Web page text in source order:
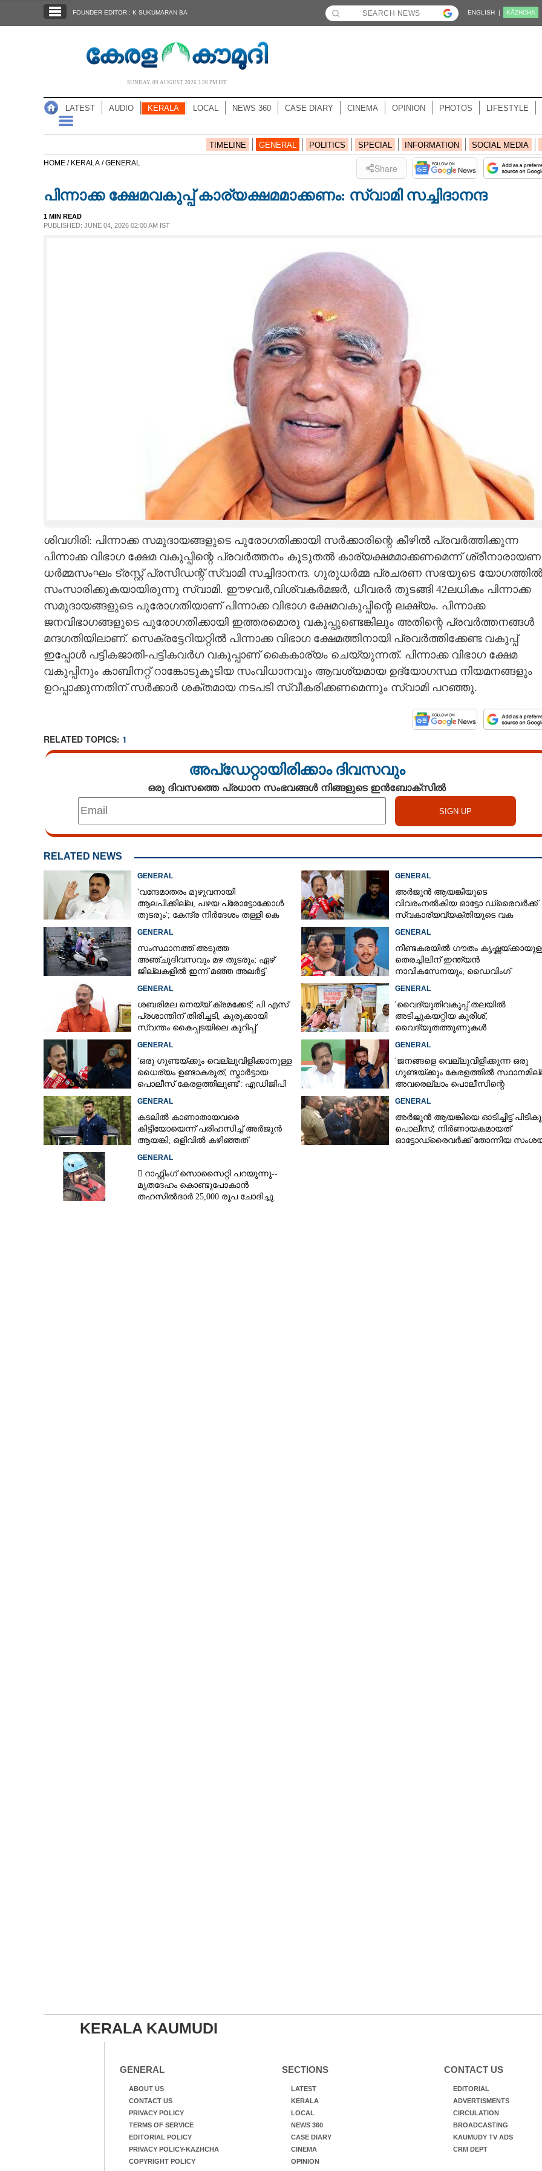
NOTIFIED NEWS
CARTOONS
CONTACT US
FOUNDER EDITOR : K SUKUMARAN BA ENGLISH | KĀZHCHA
SUNDAY, 09 AUGUST 2026 3.30 PM IST
LATEST AUDIO KERALA LOCAL NEWS 360 CASE DIARY CINEMA OPINION PHOTOS LIFESTYLE
TIMELINE GENERAL POLITICS SPECIAL INFORMATION SOCIAL MEDIA
HOME / KERALA /GENERAL Share
പിന്നാക്ക ക്ഷേമവകുപ്പ് കാര്യക്ഷമമാക്കണം: സ്വാമി സച്ചിദാനന്ദ
1 MIN READ
PUBLISHED: JUNE 04, 2026 02:00 AM IST
ശിവഗിരി: പിന്നാക്ക സമുദായങ്ങളുടെ പുരോഗതിക്കായി സർക്കാരിന്റെ കീഴിൽ പ്രവർത്തിക്കുന്ന
പിന്നാക്ക വിഭാഗ ക്ഷേമ വകുപ്പിന്റെ പ്രവർത്തനം കൂടുതൽ കാര്യക്ഷമമാക്കണമെന്ന് ശ്രീനാരായണ
ധർമ്മസംഘം ട്രസ്റ്റ് പ്രസിഡന്റ് സ്വാമി സച്ചിദാനന്ദ. ഗുരുധർമ്മ പ്രചരണ സഭയുടെ യോഗത്തിൽ
സംസാരിക്കുകയായിരുന്നു സ്വാമി. ഈഴവർ,വിശ്വകർമജർ, ധീവരർ തുടങ്ങി 42ലധികം പിന്നാക്ക
സമുദായങ്ങളുടെ പുരോഗതിയാണ് പിന്നാക്ക വിഭാഗ ക്ഷേമവകുപ്പിന്റെ ലക്ഷ്യം. പിന്നാക്ക
ജനവിഭാഗങ്ങളുടെ പുരോഗതിക്കായി ഇത്തരമൊരു വകുപ്പുണ്ടെങ്കിലും അതിന്റെ പ്രവർത്തനങ്ങൾ
മന്ദഗതിയിലാണ്. സെക്രട്ടേറിയറ്റിൽ പിന്നാക്ക വിഭാഗ ക്ഷേമത്തിനായി പ്രവർത്തിക്കേണ്ട വകുപ്പ്
ഇപ്പോൾ പട്ടികജാതി-പട്ടികവർഗ വകുപ്പാണ് കൈകാര്യം ചെയ്യുന്നത്. പിന്നാക്ക വിഭാഗ ക്ഷേമ
വകുപ്പിനും കാബിനറ്റ് റാങ്കോടുകൂടിയ സംവിധാനവും ആവശ്യമായ ഉദ്യോഗസ്ഥ നിയമനങ്ങളും
ഉറപ്പാക്കുന്നതിന് സർക്കാർ ശക്തമായ നടപടി സ്വീകരിക്കണമെന്നും സ്വാമി പറഞ്ഞു.
RELATED TOPICS: 1
അപ്ഡേറ്റായിരിക്കാം ദിവസവും
ഒരു ദിവസത്തെ പ്രധാന സംഭവങ്ങൾ നിങ്ങളുടെ ഇൻബോക്സിൽ
RELATED NEWS
GENERAL
'വന്ദേമാതരം മുഴുവനായി
ആലപിക്കില്ല, പഴയ പ്രോട്ടോക്കോൾ
തുടരും'; കേന്ദ്ര നിർദേശം തള്ളി കെ
GENERAL
അർജുൻ ആയങ്കിയുടെ
വിവരംനൽകിയ ഓട്ടോ ഡ്രൈവർക്ക്
സ്വകാര്യവ്യക്തിയുടെ വക
GENERAL
സംസ്ഥാനത്ത് അടുത്ത
അ‌ഞ്ചുദിവസവും മഴ തുടരും; ഏഴ്
ജില്ലകളിൽ ഇന്ന് മഞ്ഞ അലർട്ട്
GENERAL
നീണ്ടകരയിൽ ഗൗതം
തെരച്ചിലിന് ഇന്ത്യൻ
നാവികസേനയും; ഡൈവിംഗ്
GENERAL
ശബരിമല നെയ്യ് ക്രമക്കേട്; പി എസ്
പ്രശാന്തിന് തിരിച്ചടി, കുരുക്കായി
സ്വന്തം കൈപ്പടയിലെ കുറിപ്പ്
GENERAL
'വൈദ്യുതിവകുപ്പ് തലയിൽ
അടിച്ചുകയറ്റിയ കുരിശ്‌,
വൈദ്യുതത്തൂണുകൾ
GENERAL
'ഒരു ഗുണ്ടയ്ക്കും വെല്ലുവിളിക്കാനുള്ള
ധൈര്യം ഉണ്ടാകരുത്, സ്മാർട്ടായ
പൊലീസ് കേരളത്തിലുണ്ട്': എഡിജിപി
GENERAL
'ജനങ്ങളെ വെല്ലുവിളിക്കുന്ന ഒരു
ഗുണ്ടയ്ക്കും കേരളത്തിൽ
അവരെല്ലാം പൊലീസിന്റെ
GENERAL
കടലിൽ കാണാതായവരെ
കിട്ടിയോയെന്ന് പരിഹസിച്ച് അർജുൻ
ആയങ്കി; ഒളിവിൽ കഴിഞ്ഞത്
GENERAL
അർജുൻ ആയങ്കിയെ ഓടിച്ചിട്ട്
പൊലീസ്; നിർണായകമായത്
ഓട്ടോഡ്രൈവർക്ക് തോന്നിയ
GENERAL
 റാഫ്റ്റിംഗ് സൊസൈറ്റി പറയുന്നു--
മൃതദേഹം കൊണ്ടുപോകാൻ
തഹസിൽദാർ 25,000 രൂപ ചോദിച്ചു
KERALA KAUMUDI
GENERAL
ABOUT US
CONTACT US
PRIVACY POLICY
TERMS OF SERVICE
EDITORIAL POLICY
PRIVACY POLICY-KAZHCHA
COPYRIGHT POLICY
SECTIONS
LATEST
KERALA
LOCAL
NEWS 360
CASE DIARY
CINEMA
OPINION
CONTACT US
EDITORIAL
ADVERTISMENTS
CIRCULATION
BROADCASTING
KAUMUDY TV ADS
CRM DEPT